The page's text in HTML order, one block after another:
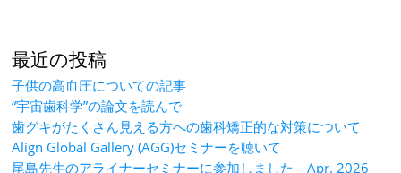
最近の投稿
子供の高血圧についての記事
“宇宙歯科学”の論文を読んで
歯グキがたくさん見える方への歯科矯正的な対策について
Align Global Gallery (AGG)セミナーを聴いて
尾島先生のアライナーセミナーに参加しました Apr. 2026